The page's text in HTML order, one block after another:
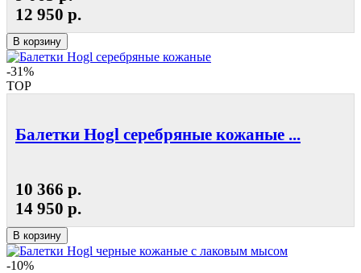
12 950 р.
В корзину
-31%
TOP
Балетки Hogl серебряные кожаные ...
10 366 р.
14 950 р.
В корзину
-10%